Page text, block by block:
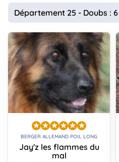
Département 25 - Doubs :
BERGER ALLEMAND POIL LONG
Jay'z les flammes du
mal